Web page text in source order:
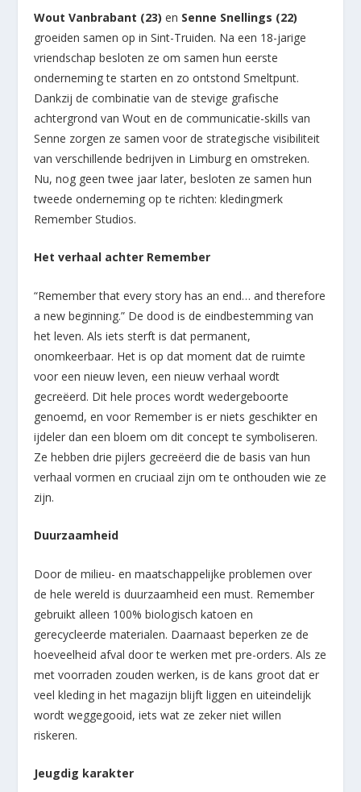
Wout Vanbrabant (23) en Senne Snellings (22)
groeiden samen op in Sint-Truiden. Na een 18-jarige
vriendschap besloten ze om samen hun eerste
onderneming te starten en zo ontstond Smeltpunt.
Dankzij de combinatie van de stevige grafische
achtergrond van Wout en de communicatie-skills van
Senne zorgen ze samen voor de strategische visibiliteit
van verschillende bedrijven in Limburg en omstreken.
Nu, nog geen twee jaar later, besloten ze samen hun
tweede onderneming op te richten: kledingmerk
Remember Studios.
Het verhaal achter Remember
“Remember that every story has an end… and therefore
a new beginning.” De dood is de eindbestemming van
het leven. Als iets sterft is dat permanent,
onomkeerbaar. Het is op dat moment dat de ruimte
voor een nieuw leven, een nieuw verhaal wordt
gecreëerd. Dit hele proces wordt wedergeboorte
genoemd, en voor Remember is er niets geschikter en
ijdeler dan een bloem om dit concept te symboliseren.
Ze hebben drie pijlers gecreëerd die de basis van hun
verhaal vormen en cruciaal zijn om te onthouden wie ze
zijn.
Duurzaamheid
Door de milieu- en maatschappelijke problemen over
de hele wereld is duurzaamheid een must. Remember
gebruikt alleen 100% biologisch katoen en
gerecycleerde materialen. Daarnaast beperken ze de
hoeveelheid afval door te werken met pre-orders. Als ze
met voorraden zouden werken, is de kans groot dat er
veel kleding in het magazijn blijft liggen en uiteindelijk
wordt weggegooid, iets wat ze zeker niet willen
riskeren.
Jeugdig karakter